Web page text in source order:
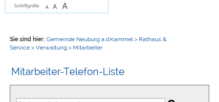
Schriftgröße A A A
Sie sind hier: Gemeinde Neuburg a.d.Kammel > Rathaus &
Service> Verwaltung> Mitarbeiter
Mitarbeiter-Telefon-Liste